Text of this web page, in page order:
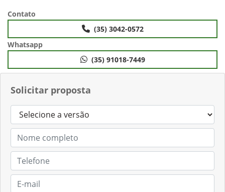
Solicitar proposta
Contato
(35) 3042-0572
Whatsapp
(35) 91018-7449